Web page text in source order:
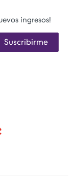
ingresos!
Suscribirme